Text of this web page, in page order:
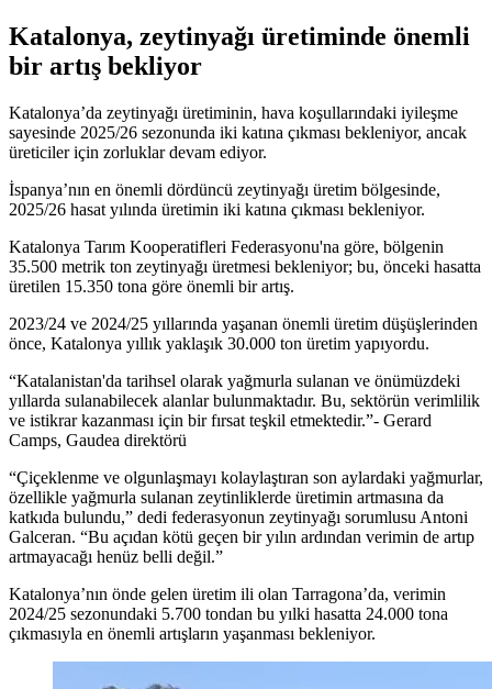
Katalonya, zeytinyağı üretiminde önemli
bir artış bekliyor
Katalonya’da zeytinyağı üretiminin, hava koşullarındaki iyileşme
sayesinde 2025/26 sezonunda iki katına çıkması bekleniyor, ancak
üreticiler için zorluklar devam ediyor.
İspanya’nın en önemli dördüncü zeytinyağı üretim bölgesinde,
2025/26 hasat yılında üretimin iki katına çıkması bekleniyor.
Katalonya Tarım Kooperatifleri Federasyonu'na göre, bölgenin
35.500 metrik ton zeytinyağı üretmesi bekleniyor; bu, önceki hasatta
üretilen 15.350 tona göre önemli bir artış.
2023/24 ve 2024/25 yıllarında yaşanan önemli üretim düşüşlerinden
önce, Katalonya yıllık yaklaşık 30.000 ton üretim yapıyordu.
Katalanistan'da tarihsel olarak yağmurla sulanan ve önümüzdeki
yıllarda sulanabilecek alanlar bulunmaktadır. Bu, sektörün verimlilik
ve istikrar kazanması için bir fırsat teşkil etmektedir. - Gerard
Camps, Gaudea direktörü
“Çiçeklenme ve olgunlaşmayı kolaylaştıran son aylardaki yağmurlar,
özellikle yağmurla sulanan zeytinliklerde üretimin artmasına da
katkıda bulundu,” dedi federasyonun zeytinyağı sorumlusu Antoni
Galceran. “Bu açıdan kötü geçen bir yılın ardından verimin de artıp
artmayacağı henüz belli değil.”
Katalonya’nın önde gelen üretim ili olan Tarragona’da, verimin
2024/25 sezonundaki 5.700 tondan bu yılki hasatta 24.000 tona
çıkmasıyla en önemli artışların yaşanması bekleniyor.